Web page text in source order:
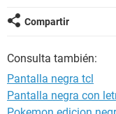
Compartir
Consulta también:
Pantalla negra tcl
Pantalla negra con